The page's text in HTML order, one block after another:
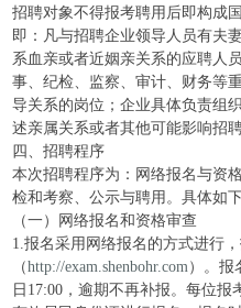
招聘对象不得报考聘用后即构成
即：凡与招聘企业领导人员有夫
系血亲或者近姻亲关系的应聘人
事、纪检、监察、审计、财务等
导关系的岗位；企业具体负责组
述亲属关系或者其他可能影响招
四、招聘程序
本次招聘程序为：网络报名与资
检和考察、公示与聘用。具体如下
（一）网络报名和资格审查
1.报名采用网络报名的方式进行
（http://exam.shenbohr.com）。报
日17:00，逾期不再补报。每位